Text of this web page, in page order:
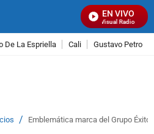
EN VIVO
Señal Visual Radio
De La Espriella Cali Gustavo Petro
/ Emblemática marca del Grupo